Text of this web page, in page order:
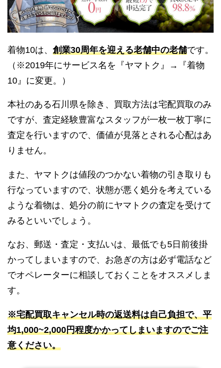
着物10は、 創業30周年を迎える老舗中の老舗です。
（※2019年にサービス名を『ヤマトク』→『着物
10』に変更。）
本社のある石川県を除き、買取方法は宅配買取のみ
ですが、査定経験豊富なスタッフが一枚一枚丁寧に
査定を行いますので、価値が見落とされる心配はあ
りません。
また、ヤマトクは値段のつかない着物の引き取りも
行なっていますので、状態が悪く処分を考えている
ような着物は、処分の前にヤマトクの査定を受けて
みるといいでしょう。
なお、郵送・査定・支払いは、最低でも5日前後掛
かってしまいますので、お急ぎの方は必ず電話など
でオペレーターに相談しておくことをオススメしま
す。
※宅配買取キャンセル時の返送料は自己負担で、平
均1,000~2,000円程度かかってしまいますのでご注
意ください。